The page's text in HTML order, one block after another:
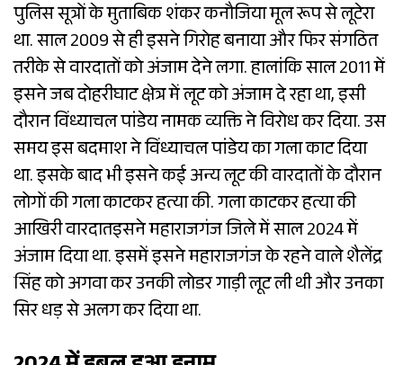
पुलिस सूत्रों के मुताबिक शंकर कनौजिया मूल रूप से लूटेरा
था. साल 2009 से ही इसने गिरोह बनाया और फिर संगठित
तरीके से वारदातों को अंजाम देने लगा. हालांकि साल 2011 में
इसने जब दोहरीघाट क्षेत्र में लूट को अंजाम दे रहा था, इसी
दौरान विंध्याचल पांडेय नामक व्यक्ति ने विरोध कर दिया. उस
समय इस बदमाश ने विंध्याचल पांडेय का गला काट दिया
था. इसके बाद भी इसने कई अन्य लूट की वारदातों के दौरान
लोगों की गला काटकर हत्या की. गला काटकर हत्या की
आखिरी वारदातइसने महाराजगंज जिले में साल 2024 में
अंजाम दिया था. इसमें इसने महाराजगंज के रहने वाले शैलेंद्र
सिंह को अगवा कर उनकी लोडर गाड़ी लूट ली थी और उनका
सिर धड़ से अलग कर दिया था.